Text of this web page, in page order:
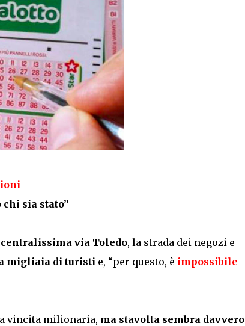
sia stato”
via Toledo, la strada dei negozi e
migliaia di turisti e, “per questo, è impossibile
vincita milionaria, ma stavolta sembra davvero